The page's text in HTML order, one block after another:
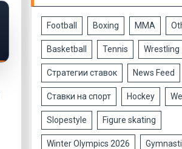
Football Boxing MMA
Basketball Tennis Wrestling
Стратегии ставок News Feed
Ставки на спорт Hockey
Slopestyle Figure skating
Winter Olympics 2026